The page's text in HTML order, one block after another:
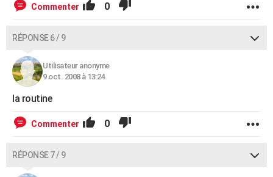
Commenter 0
RÉPONSE 6 / 9
Utilisateur anonyme
9 oct. 2008 à 13:24
la routine
Commenter 0
RÉPONSE 7 / 9